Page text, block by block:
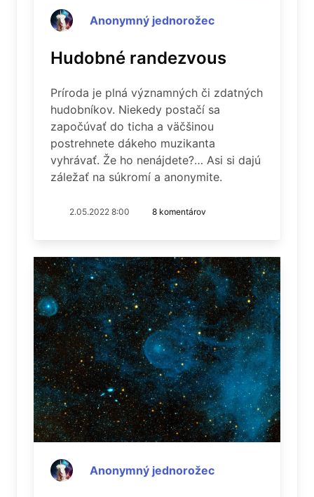
Anonymný jednorožec
Hudobné randezvous
Príroda je plná významných či zdatných
hudobníkov. Niekedy postačí sa
započúvať do ticha a väčšinou
postrehnete dákeho muzikanta
vyhrávať. Že ho nenájdete?… Asi si dajú
záležať na súkromí a anonymite.
2.05.2022 8:00 8 komentárov
Anonymný jednorožec